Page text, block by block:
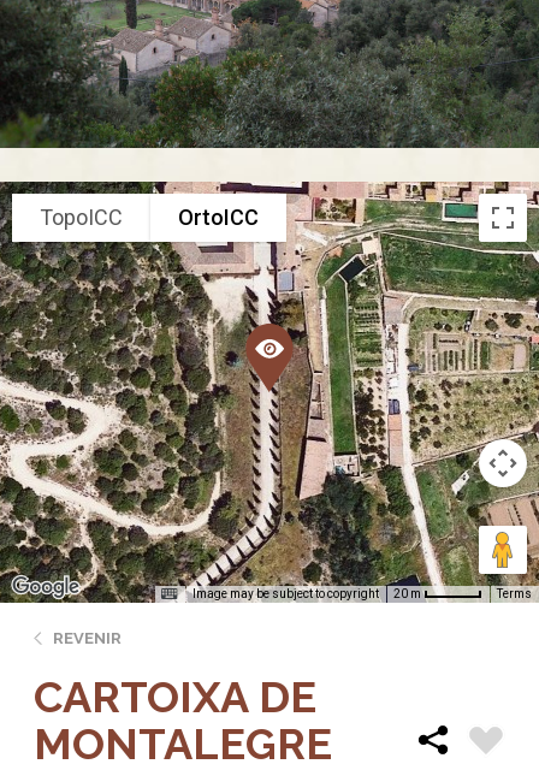
TopoICC OrtoICC
Image may be subject to copyright 20 m Terms
REVENIR
CARTOIXA DE
MONTALEGRE